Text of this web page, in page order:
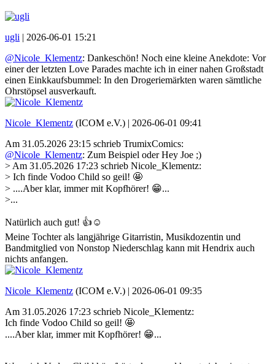
ugli | 2026-06-01 15:21
@Nicole_Klementz: Dankeschön! Noch eine kleine Anekdote: Vor
einer der letzten Love Parades machte ich in einer nahen Großstadt
einen Einkkaufsbummel: In den Drogeriemärkten waren sämtliche
Ohrstöpsel ausverkauft.
Nicole_Klementz (ICOM e.V.) | 2026-06-01 09:41
Am 31.05.2026 23:15 schrieb TrumixComics:
@Nicole_Klementz: Zum Beispiel oder Hey Joe ;)
> Am 31.05.2026 17:23 schrieb Nicole_Klementz:
> Ich finde Vodoo Child so geil! 🤩
> ....Aber klar, immer mit Kopfhörer! 😁...
>...
Natürlich auch gut! 👍☺️
Meine Tochter als langjährige Gitarristin, Musikdozentin und
Bandmitglied von Nonstop Niederschlag kann mit Hendrix auch
nichts anfangen.
Nicole_Klementz (ICOM e.V.) | 2026-06-01 09:35
Am 31.05.2026 17:23 schrieb Nicole_Klementz:
Ich finde Vodoo Child so geil! 🤩
....Aber klar, immer mit Kopfhörer! 😁...